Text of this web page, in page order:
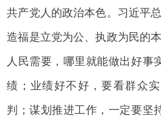
共产党人的政治本色。习近平
造福是立党为公、执政为民的
人民需要，哪里就能做出好事
绩；业绩好不好，要看群众
判；谋划推进工作，一定要坚